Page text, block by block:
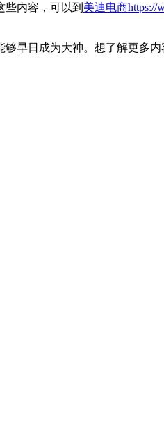
内容，可以到 美迪电商https://
早日成为大神。想了解更多内